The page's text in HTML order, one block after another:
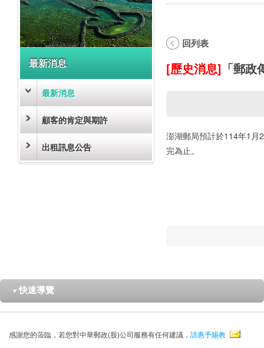
最新消息
最新消息
顧客的肯定與期許
出租訊息公告
回列表
[歷史消息] 「郵
澎湖郵局預計於114年1月
完為止。
▼ 快速導覽
感謝您的蒞臨，若您對中華郵政(股)公司服務有任何建議， 請惠予賜教